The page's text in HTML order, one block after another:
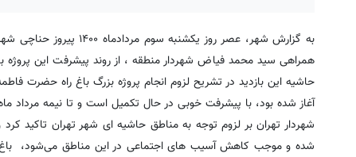
همراهی سید محمد فیاض شهردار منطقه ، از روند پیشرفت این پروژه
آغاز شده بود، با پیشرفت خوبی در حال تکمیل است و تا نیمه مرداد
شهردار تهران بر لزوم توجه به مناطق حاشیه ای شهر تهران تاکید
شده و موجب کاهش آسیب های اجتماعی در این مناطق می‌شود، باغ